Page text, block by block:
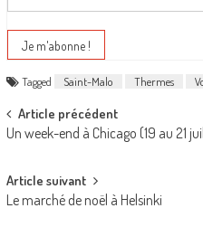
Tagged Saint-Malo Thermes
Post navigation
Article précédent
Un week-end à Chicago (19 au 21
Article suivant
Le marché de noël à Helsinki